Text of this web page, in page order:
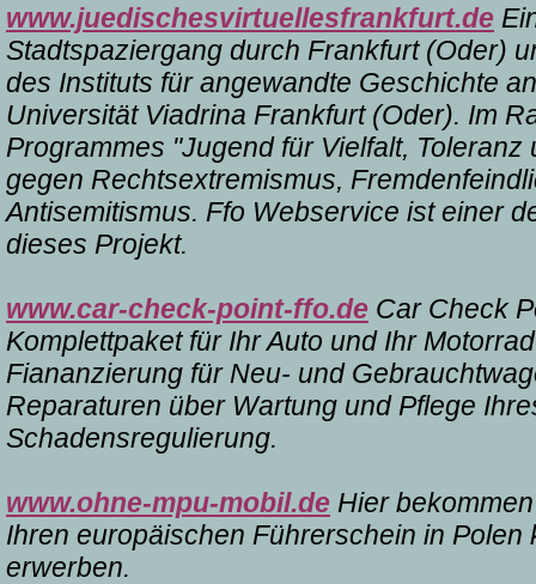
www.juedischesvirtuellesfrankfurt.de
Stadtspaziergang durch Frankfurt (Oder)
des Instituts für angewandte Geschichte
Universität Viadrina Frankfurt (Oder). Im
Programmes "Jugend für Vielfalt, Toleranz
gegen Rechtsextremismus,
Antisemitismus. Ffo Webservice ist einer
dieses Projekt.
www.car-check-point-ffo.de Car Check
Komplettpaket für Ihr Auto und Ihr
Fiananzierung für Neu- und
Reparaturen über Wartung und Pflege
Schadensregulierung.
www.ohne-mpu-mobil.de Hier
Ihren europäischen Führerschein in Polen
erwerben.